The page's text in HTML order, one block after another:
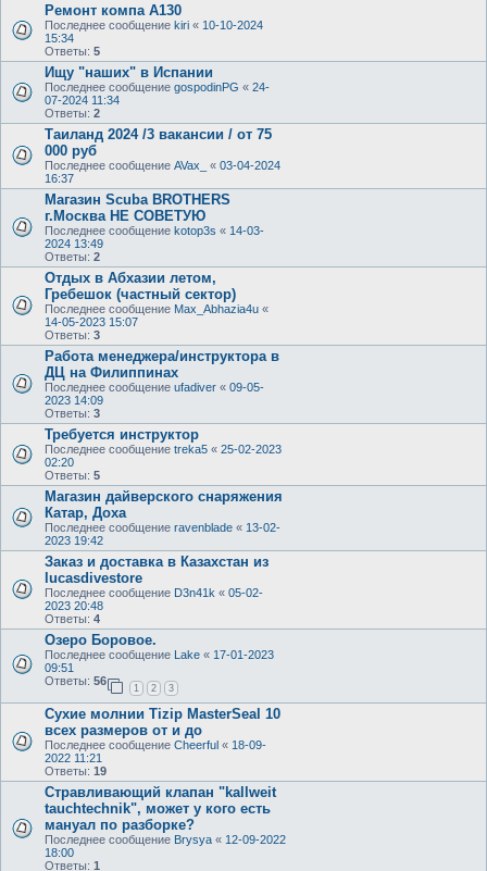
Ремонт компа А130
Последнее сообщение kiri « 10-10-2024
15:34
Ответы: 5
Ищу "наших" в Испании
Последнее сообщение gospodinPG « 24-
07-2024 11:34
Ответы: 2
Таиланд 2024 /3 вакансии / от 75
000 руб
Последнее сообщение AVax_ « 03-04-2024
16:37
Магазин Scuba BROTHERS
г.Москва НЕ СОВЕТУЮ
Последнее сообщение kotop3s « 14-03-
2024 13:49
Ответы: 2
Отдых в Абхазии летом,
Гребешок (частный сектор)
Последнее сообщение Max_Abhazia4u «
14-05-2023 15:07
Ответы: 3
Работа менеджера/инструктора в
ДЦ на Филиппинах
Последнее сообщение ufadiver « 09-05-
2023 14:09
Ответы: 3
Требуется инструктор
Последнее сообщение treka5 « 25-02-2023
02:20
Ответы: 5
Магазин дайверского снаряжения
Катар, Доха
Последнее сообщение ravenblade « 13-02-
2023 19:42
Заказ и доставка в Казахстан из
lucasdivestore
Последнее сообщение D3n41k « 05-02-
2023 20:48
Ответы: 4
Озеро Боровое.
Последнее сообщение Lake « 17-01-2023
09:51
Ответы: 56
1 2 3
Сухие молнии Tizip MasterSeal 10
всех размеров от и до
Последнее сообщение Cheerful « 18-09-
2022 11:21
Ответы: 19
Стравливающий клапан "kallweit
tauchtechnik", может у кого есть
мануал по разборке?
Последнее сообщение Brysya « 12-09-2022
18:00
Ответы: 1